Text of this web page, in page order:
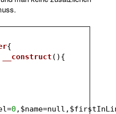
{
__construct () {
=0 , $name=null,